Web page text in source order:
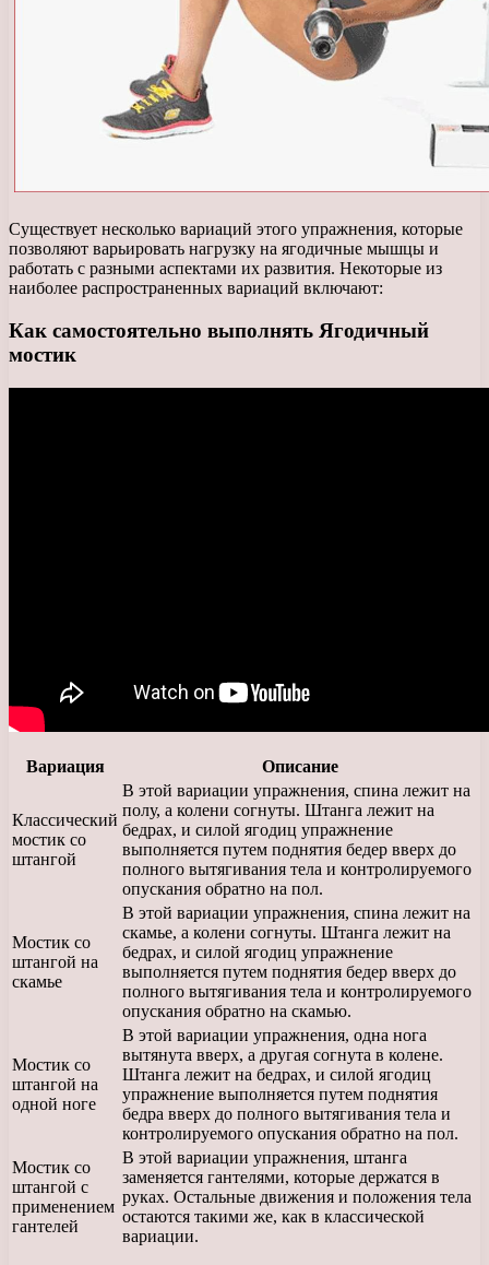
Существует несколько вариаций этого упражнения, которые
позволяют варьировать нагрузку на ягодичные мышцы и
работать с разными аспектами их развития. Некоторые из
наиболее распространенных вариаций включают:
Как самостоятельно выполнять Ягодичный
мостик
Вариация Описание
Классический
мостик со
штангой
В этой вариации упражнения, спина лежит на
полу, а колени согнуты. Штанга лежит на
бедрах, и силой ягодиц упражнение
выполняется путем поднятия бедер вверх до
полного вытягивания тела и контролируемого
опускания обратно на пол.
Мостик со
штангой на
скамье
В этой вариации упражнения, спина лежит на
скамье, а колени согнуты. Штанга лежит на
бедрах, и силой ягодиц упражнение
выполняется путем поднятия бедер вверх до
полного вытягивания тела и контролируемого
опускания обратно на скамью.
Мостик со
штангой на
одной ноге
В этой вариации упражнения, одна нога
вытянута вверх, а другая согнута в колене.
Штанга лежит на бедрах, и силой ягодиц
упражнение выполняется путем поднятия
бедра вверх до полного вытягивания тела и
контролируемого опускания обратно на пол.
Мостик со
штангой с
применением
гантелей
В этой вариации упражнения, штанга
заменяется гантелями, которые держатся в
руках. Остальные движения и положения тела
остаются такими же, как в классической
вариации.